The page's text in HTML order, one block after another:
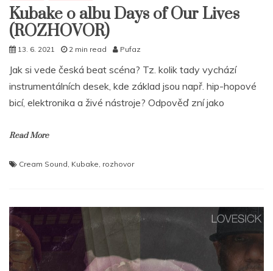
Kubake o albu Days of Our Lives
(ROZHOVOR)
13. 6. 2021 2 min read Pufaz
Jak si vede česká beat scéna? Tz. kolik tady vychází
instrumentálních desek, kde základ jsou např. hip-hopové
bicí, elektronika a živé nástroje? Odpověď zní jako
Read More
Cream Sound, Kubake, rozhovor